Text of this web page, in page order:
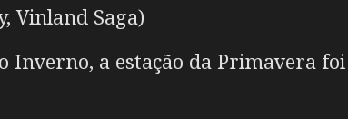
Vinland Saga)
Inverno, a estação da Primavera